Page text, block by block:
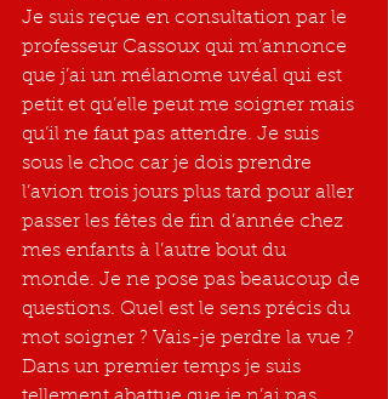
Je suis reçue en consultation par le
professeur Cassoux qui m’annonce
que j’ai un mélanome uvéal qui est
petit et qu’elle peut me soigner mais
qu’il ne faut pas attendre. Je suis
sous le choc car je dois prendre
l’avion trois jours plus tard pour aller
passer les fêtes de fin d’année chez
mes enfants à l’autre bout du
monde. Je ne pose pas beaucoup de
questions. Quel est le sens précis du
mot soigner ? Vais-je perdre la vue ?
Dans un premier temps je suis